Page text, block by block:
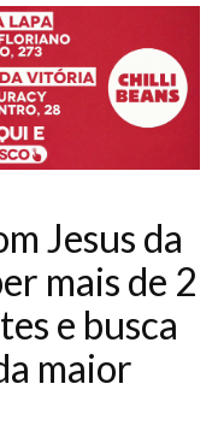
Jesus da
mais de 2
e busca
maior